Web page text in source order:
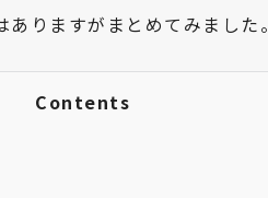
りますがまとめてみました。
Contents